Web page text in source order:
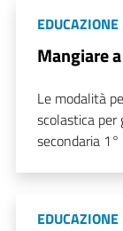
Mangiare
Le modalità
scolastica per
secondaria